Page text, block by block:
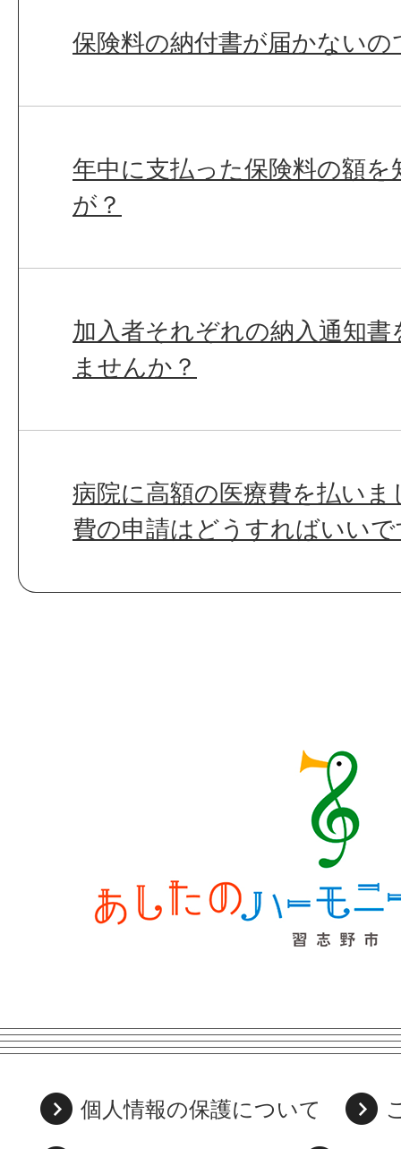
保険料の納付書が届かないの
年中に支払った保険料の額
が？
加入者それぞれの納入通知
ませんか？
病院に高額の医療費を払い
費の申請はどうすればいい
個人情報の保護について